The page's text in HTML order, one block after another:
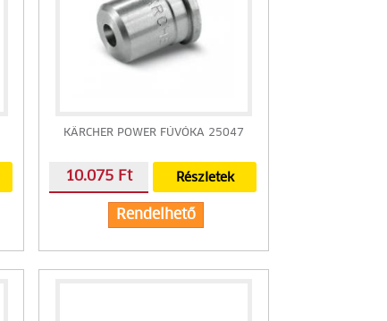
KÄRCHER POWER FÚVÓKA 25047
10.075 Ft Részletek
Rendelhető